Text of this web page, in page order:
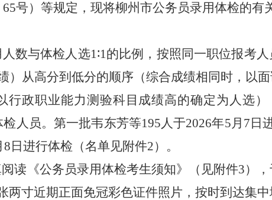
65号）等规定，现将柳州市公务员录用体检的有
数与体检人选1∶1的比例，按照同一职位报考
）从高分到低分的顺序（综合成绩相同时，以
行政职业能力测验科目成绩高的确定为人选
人员。第一批韦东芳等195人于2026年5月 7 日
8 日进行体检（名单见附件2）。
读《公务员录用体检考生须知》（见附件3）
两寸近期正面免冠彩色证件照片，按时到达集